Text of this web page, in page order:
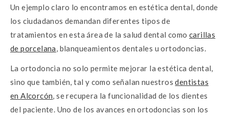
Un ejemplo claro lo encontramos en estética dental, donde
los ciudadanos demandan diferentes tipos de
tratamientos en esta área de la salud dental como carillas
de porcelana, blanqueamientos dentales u ortodoncias.
La ortodoncia no solo permite mejorar la estética dental,
sino que también, tal y como señalan nuestrosdentistas
en Alcorcón, se recupera la funcionalidad de los dientes
del paciente. Uno de los avances en ortodoncias son los